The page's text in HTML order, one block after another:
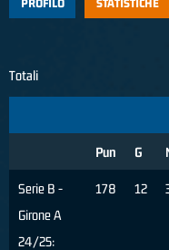
PROFILO STATISTICHE
Totali
Pun G
Serie B -
Girone A
24/25:
178 12